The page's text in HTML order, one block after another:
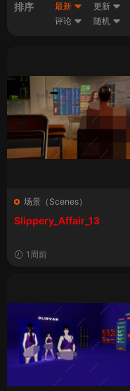
排序 最新 更新
评论
随机
场景（Scenes）
Slippery_Affair_13
1周前